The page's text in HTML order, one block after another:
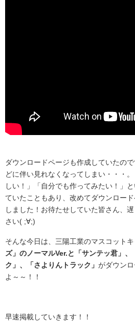
ダウンロードページも作成していたの
どに伴い見れなくなってしまい・・・
しい！」「自分でも作ってみたい！」
ていたこともあり、改めてダウンロー
しました！お待たせしていた皆さん、
さい( ;∀;)
そんな今日は、三陽工業のマスコット
ズ」のノーマルVer.と「サンテッ君」
ク」、「さよりんトラック」 がダウン
よ～～！！
早速掲載していきます！！